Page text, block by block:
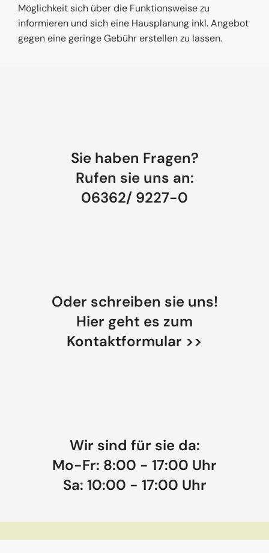
Möglichkeit sich über die Funktionsweise zu
informieren und sich eine Hausplanung inkl. Angebot
gegen eine geringe Gebühr erstellen zu lassen.
Sie haben Fragen?
Rufen sie uns an:
06362/ 9227-0
Oder schreiben sie uns!
Hier geht es zum
Kontaktformular >>
Wir sind für sie da:
Mo-Fr: 8:00 - 17:00 Uhr
Sa: 10:00 - 17:00 Uhr